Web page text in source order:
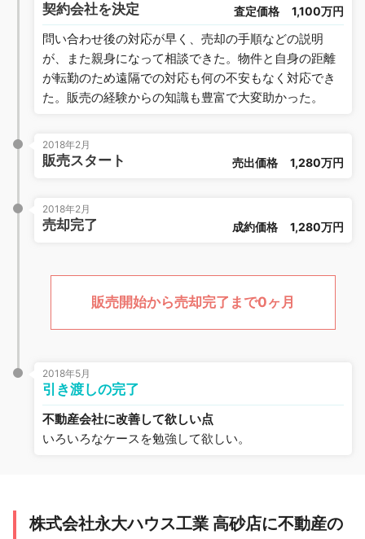
契約会社を決定 査定価格 1,100万円
問い合わせ後の対応が早く、売却の手順などの説明
が、また親身になって相談できた。物件と自身の距離
が転勤のため遠隔での対応も何の不安もなく対応でき
た。販売の経験からの知識も豊富で大変助かった。
2018年2月
販売スタート 売出価格 1,280万円
2018年2月
売却完了 成約価格 1,280万円
販売開始から売却完了まで0ヶ月
2018年5月
引き渡しの完了
不動産会社に改善して欲しい点
いろいろなケースを勉強して欲しい。
株式会社永大ハウス工業 高砂店に不動産の